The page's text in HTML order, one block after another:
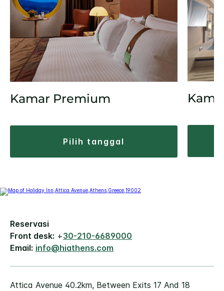
Kamar Premium
pilih tanggal
Reservasi
Front desk: +30-210-6689000
Email: info@hiathens.com
Attica Avenue 40.2km, Between Exits 17 And 18